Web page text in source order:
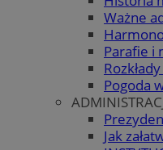
Ważne
Parafie i
Pogoda
Jak